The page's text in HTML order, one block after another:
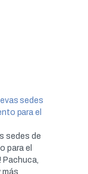
sedes
para el
sedes de
para el
Pachuca,
más